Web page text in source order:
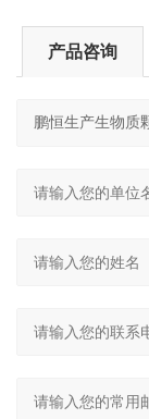
产品咨询